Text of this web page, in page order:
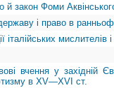
закон Фоми
і право в
італійських мислителів
вчення у
в XV—XVI ст.